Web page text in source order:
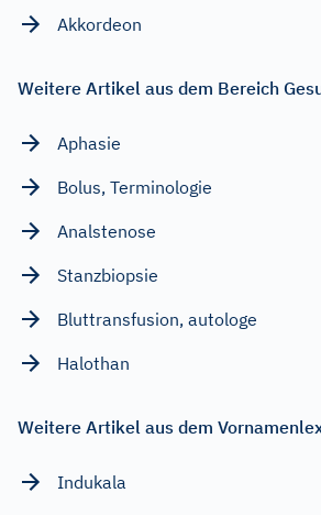
Akkordeon
Weitere Artikel aus dem Bereich
Aphasie
Bolus, Terminologie
Analstenose
Stanzbiopsie
Bluttransfusion, autologe
Halothan
Weitere Artikel aus dem
Indukala